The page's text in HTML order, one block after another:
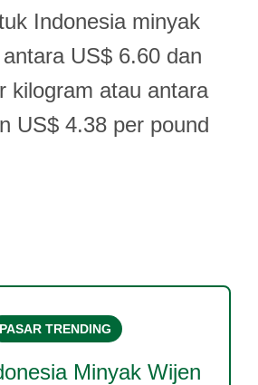
Indonesia minyak
US$ 6.60 dan
kilogram atau antara
US$ 4.38 per pound
PASAR TRENDING
Minyak Wijen